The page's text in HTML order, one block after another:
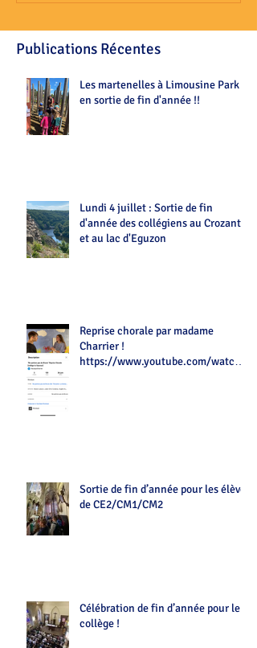
Publications Récentes
Les martenelles à Limousine Park
en sortie de fin d'année !!
Lundi 4 juillet : Sortie de fin
d'année des collégiens au Crozant
et au lac d'Eguzon
Reprise chorale par madame
Charrier !
https://www.youtube.com/watch?
Sortie de fin d’année pour les élèves
de CE2/CM1/CM2
Célébration de fin d’année pour le
collège !